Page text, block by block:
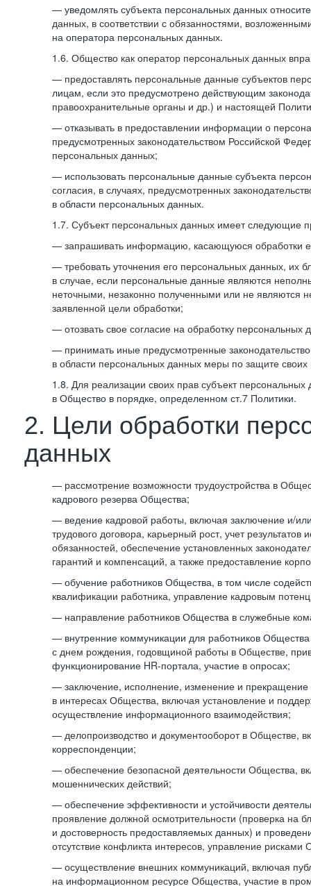
— уведомлять субъекта персональных данных
данных, в соответствии с обязанностями,
на оператора персональных данных.
1.6. Общество как оператор персональных данных
— предоставлять персональные данные субъектов
лицам, если это предусмотрено действующим
правоохранительные органы и др.) и настоящей
— отказывать в предоставлении информации о
предусмотренных законодательством Российской
персональных данных;
— использовать персональные данные субъекта
согласия, в случаях, предусмотренных
в области персональных данных.
1.7. Субъект персональных данных имеет следующие
— запрашивать информацию, касающуюся обработки
— требовать уточнения его персональных данных, их
в случае, если персональные данные являются
неточными, незаконно полученными или не являются
заявленной цели обработки;
— отозвать свое согласие на обработку персональных
— принимать иные предусмотренные
в области персональных данных меры по защите своих
1.8. Для реализации своих прав субъект
в Общество в порядке, определенном ст.7 Политики.
2. Цели обработки
данных
— рассмотрение возможности трудоустройства в
кадрового резерва Общества;
— ведение кадровой работы, включая заключение и/
трудового договора, карьерный рост, учет
обязанностей, обеспечение установленных
гарантий и компенсаций, а также предоставление
— обучение работников Общества, в том числе
квалификации работника, управление кадровым
— направление работников Общества в служебные
— внутренние коммуникации для работников
с днем рождения, годовщиной работы в Обществе,
функционирование HR-портала, участие в опросах;
— заключение, исполнение, изменение и прекращение
в интересах Общества, включая установление и
осуществление информационного взаимодействия;
— делопроизводство и документооборот в Обществе,
корреспонденции;
— обеспечение безопасной деятельности Общества,
мошеннических действий;
— обеспечение эффективности и устойчивости
проявление должной осмотрительности (проверка на
и достоверность предоставляемых данных) и
отсутствие конфликта интересов, управление рисками
— осуществление внешних коммуникаций, включая
на информационном ресурсе Общества, участие в